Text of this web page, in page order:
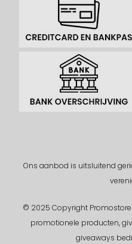
Ons aanbod is uitsluitend
© 2025 Copyright Promostore
promotionele producten,
giveaways